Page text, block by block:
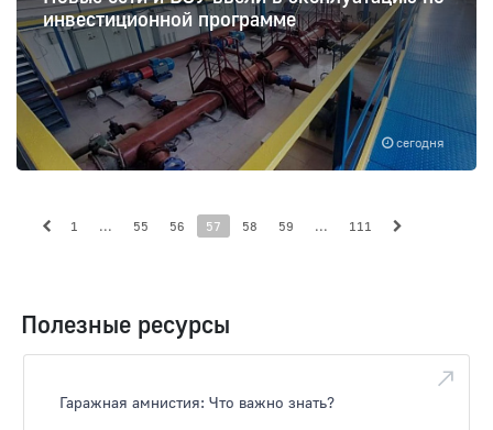
сегодня
инвестиционной программе
1 ... 55 56 57 58 59 ... 111
Полезные ресурсы
Гаражная амнистия: Что важно знать?